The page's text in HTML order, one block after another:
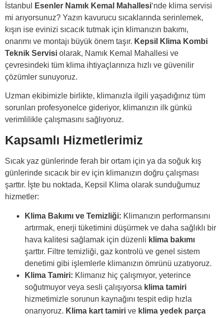
İstanbul Esenler Namık Kemal Mahallesi‘nde klima servisi
mi arıyorsunuz? Yazın kavurucu sıcaklarında serinlemek,
kışın ise evinizi sıcacık tutmak için klimanızın bakımı,
onarımı ve montajı büyük önem taşır. Kepsil Klima Kombi
Teknik Servisi olarak, Namık Kemal Mahallesi ve
çevresindeki tüm klima ihtiyaçlarınıza hızlı ve güvenilir
çözümler sunuyoruz.
Uzman ekibimizle birlikte, klimanızla ilgili yaşadığınız tüm
sorunları profesyonelce gideriyor, klimanızın ilk günkü
verimlilikle çalışmasını sağlıyoruz.
Kapsamlı Hizmetlerimiz
Sıcak yaz günlerinde ferah bir ortam için ya da soğuk kış
günlerinde sıcacık bir ev için klimanızın doğru çalışması
şarttır. İşte bu noktada, Kepsil Klima olarak sunduğumuz
hizmetler:
Klima Bakımı ve Temizliği: Klimanızın performansını
artırmak, enerji tüketimini düşürmek ve daha sağlıklı bir
hava kalitesi sağlamak için düzenli klima bakımı
şarttır. Filtre temizliği, gaz kontrolü ve genel sistem
denetimi gibi işlemlerle klimanızın ömrünü uzatıyoruz.
Klima Tamiri: Klimanız hiç çalışmıyor, yeterince
soğutmuyor veya sesli çalışıyorsa klima tamiri
hizmetimizle sorunun kaynağını tespit edip hızla
onarıyoruz. Klima kart tamiri ve klima yedek parça